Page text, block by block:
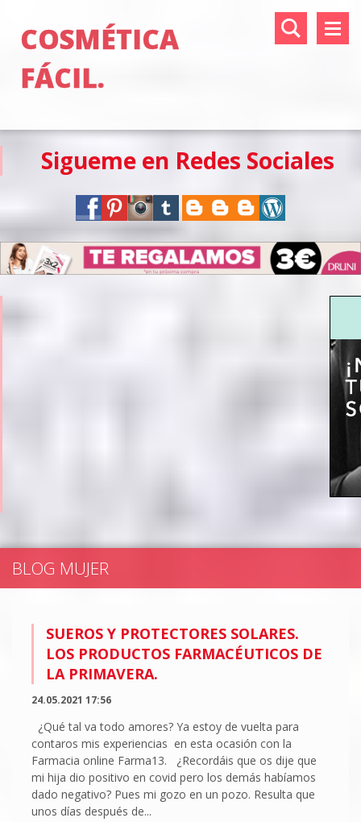
COSMÉTICA
FÁCIL.
Sigueme en Redes Sociales
BLOG MUJER
SUEROS Y PROTECTORES SOLARES.
LOS PRODUCTOS FARMACÉUTICOS DE
LA PRIMAVERA.
24.05.2021 17:56
¿Qué tal va todo amores? Ya estoy de vuelta para
contaros mis experiencias en esta ocasión con la
Farmacia online Farma13. ¿Recordáis que os dije que
mi hija dio positivo en covid pero los demás habíamos
dado negativo? Pues mi gozo en un pozo. Resulta que
unos días después de...